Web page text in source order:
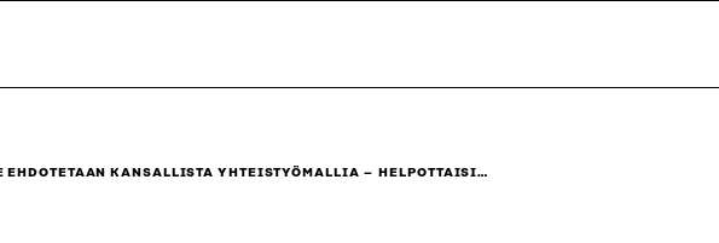
KANSALLISTA YHTEISTYÖMALLIA – HELPOTTAISI…